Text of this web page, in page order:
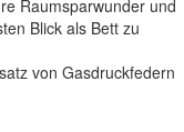
Raumsparwunder und
Blick als Bett zu
von Gasdruckfedern